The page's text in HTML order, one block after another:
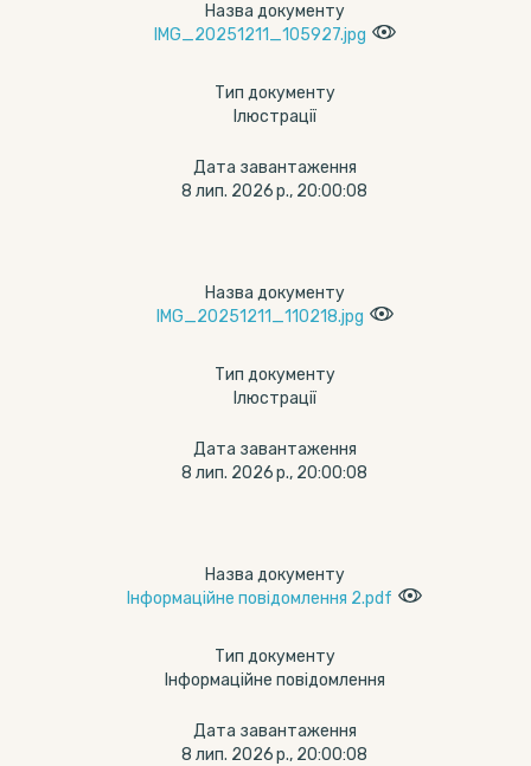
Назва документу
IMG_20251211_105927.jpg
Тип документу
Ілюстрації
Дата завантаження
8 лип. 2026 р., 20:00:08
Назва документу
IMG_20251211_110218.jpg
Тип документу
Ілюстрації
Дата завантаження
8 лип. 2026 р., 20:00:08
Назва документу
Інформаційне повідомлення 2.pdf
Тип документу
Інформаційне повідомлення
Дата завантаження
8 лип. 2026 р., 20:00:08